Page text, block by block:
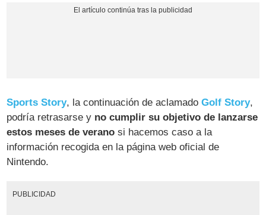
Sports Story, la continuación de aclamadoGolf Story,
podría retrasarse y no cumplir su objetivo de lanzarse
estos meses de verano si hacemos caso a la
información recogida en la página web oficial de
Nintendo.
PUBLICIDAD